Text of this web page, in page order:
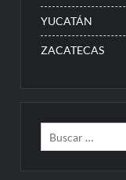
YUCATÁN
ZACATECAS